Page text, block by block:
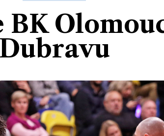
BK
Dubravu